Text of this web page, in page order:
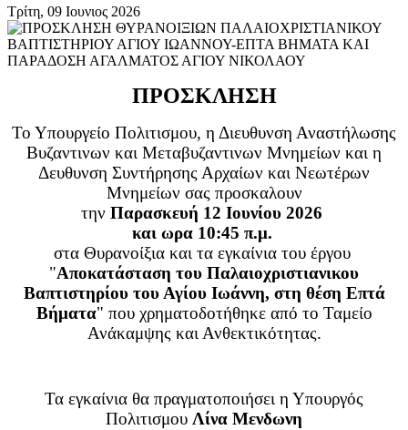
Τρίτη, 09 Ιουνιος 2026
ΠΡΟΣΚΛΗΣΗ
Το Υπουργείο Πολιτισμου, η Διευθυνση Αναστήλωσης
Βυζαντινων και Μεταβυζαντινων Μνημείων και η
Δευθυνση Συντήρησης Αρχαίων και Νεωτέρων
Μνημείων σας προσκαλουν
την Παρασκευή 12 Ιουνίου 2026
και ωρα 10:45 π.μ.
στα Θυρανοίξια και τα εγκαίνια του έργου
"Αποκατάσταση του Παλαιοχριστιανικου
Βαπτιστηρίου του Αγίου Ιωάννη, στη θέση Επτά
Βήματα" που χρηματοδοτήθηκε από το Ταμείο
Ανάκαμψης και Ανθεκτικότητας.
Τα εγκαίνια θα πραγματοποιήσει η Υπουργός
Πολιτισμου Λίνα Μενδωνη